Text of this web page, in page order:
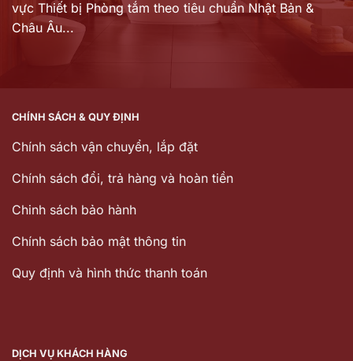
vực Thiết bị Phòng tắm theo tiêu chuẩn Nhật Bản &
Châu Âu...
CHÍNH SÁCH & QUY ĐỊNH
Chính sách vận chuyển, lắp đặt
Chính sách đổi, trả hàng và hoàn tiền
Chinh sách bảo hành
Chính sách bảo mật thông tin
Quy định và hình thức thanh toán
DỊCH VỤ KHÁCH HÀNG